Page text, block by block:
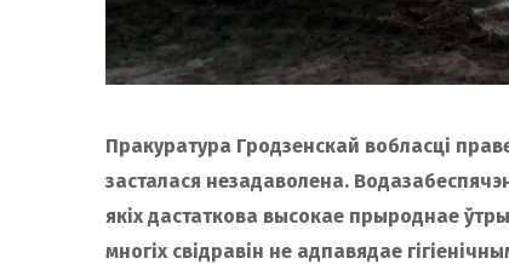
Пракуратура Гродзенскай вобласці
засталася незадаволена.
якіх дастаткова высокае прыроднае
многіх свідравін не адпавядае